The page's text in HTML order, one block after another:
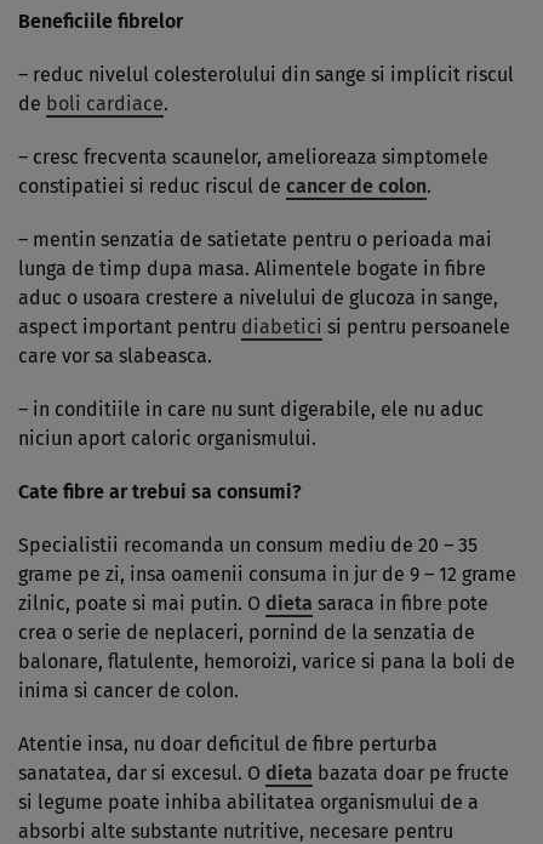
Beneficiile fibrelor
– reduc nivelul colesterolului din sange si implicit riscul
de boli cardiace.
– cresc frecventa scaunelor, amelioreaza simptomele
constipatiei si reduc riscul de cancer de colon.
– mentin senzatia de satietate pentru o perioada mai
lunga de timp dupa masa. Alimentele bogate in fibre
aduc o usoara crestere a nivelului de glucoza in sange,
aspect important pentru diabetici si pentru persoanele
care vor sa slabeasca.
– in conditiile in care nu sunt digerabile, ele nu aduc
niciun aport caloric organismului.
Cate fibre ar trebui sa consumi?
Specialistii recomanda un consum mediu de 20 – 35
grame pe zi, insa oamenii consuma in jur de 9 – 12 grame
zilnic, poate si mai putin. O dieta saraca in fibre pote
crea o serie de neplaceri, pornind de la senzatia de
balonare, flatulente, hemoroizi, varice si pana la boli de
inima si cancer de colon.
Atentie insa, nu doar deficitul de fibre perturba
sanatatea, dar si excesul. O dieta bazata doar pe fructe
si legume poate inhiba abilitatea organismului de a
absorbi alte substante nutritive, necesare pentru